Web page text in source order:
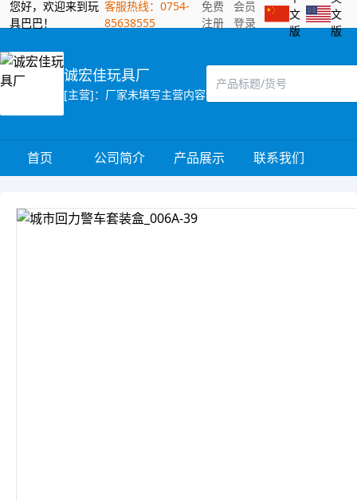
您好，欢迎来到玩
具巴巴！
客服热线：0754-
85638555
免费
注册
会员
登录
文
版
文
版
诚宏佳玩具厂
[主营]：厂家未填写主营内容
首页 公司简介 产品展示 联系我们